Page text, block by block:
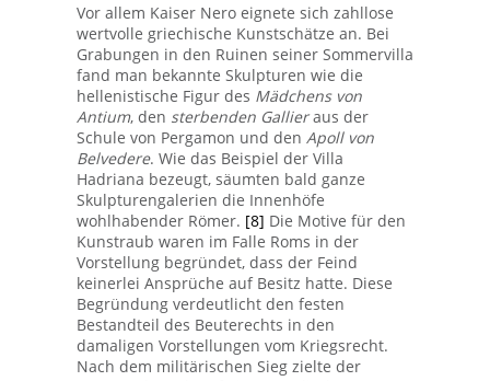
Vor allem Kaiser Nero eignete sich zahllose
wertvolle griechische Kunstschätze an. Bei
Grabungen in den Ruinen seiner Sommervilla
fand man bekannte Skulpturen wie die
hellenistische Figur des Mädchens von
Antium, den sterbenden Gallieraus der
Schule von Pergamon und den Apoll von
Belvedere. Wie das Beispiel der Villa
Hadriana bezeugt, säumten bald ganze
Skulpturengalerien die Innenhöfe
wohlhabender Römer. [8] Die Motive für den
Kunstraub waren im Falle Roms in der
Vorstellung begründet, dass der Feind
keinerlei Ansprüche auf Besitz hatte. Diese
Begründung verdeutlicht den festen
Bestandteil des Beuterechts in den
damaligen Vorstellungen vom Kriegsrecht.
Nach dem militärischen Sieg zielte der